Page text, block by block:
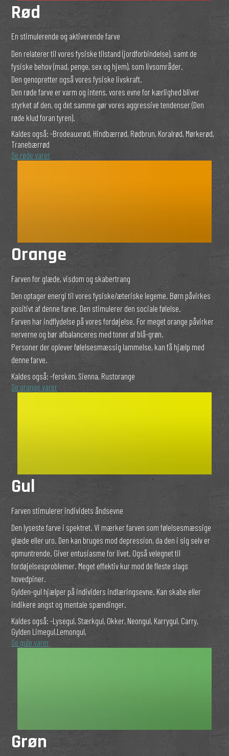
Rød
En stimulerende og aktiverende farve
Den relaterer til vores fysiske tilstand (jordforbindelse), samt de
fysiske behov (mad, penge, sex og hjem), som livsområder.
Den genopretter også vores fysiske livskraft.
Den røde farve er varm og intens, vores evne for kærlighed bliver
styrket af den, og det samme gør vores aggressive tendenser (Den
røde klud foran tyren).
Kaldes også:-Brodeauxrød, Hindbærrød, Rødbrun, Koralrød, Mørkerød,
Tranebærrød
Se røde varer
Orange
Farven for glæde, visdom og skabertrang
Den optager energi til vores fysiske/æteriske legeme. Børn påvirkes
positivt af denne farve. Den stimulerer den sociale følelse.
Farven har indflydelse på vores fordøjelse. For meget orange påvirker
nerverne og bør afbalanceres med toner af blå-grøn.
Personer der oplever følelsesmæssig lammelse, kan få hjælp med
denne farve.
Kaldes også:-fersken, Sienna, Rustorange
Se orange varer
Gul
Farven stimulerer individets åndsevne
Den lyseste farve i spektret. Vi mærker farven som følelsesmæssige
glæde eller uro. Den kan bruges mod depression, da den i sig selv er
opmuntrende. Giver entusiasme for livet. Også velegnet til
fordøjelsesproblemer. Meget effektiv kur mod de fleste slags
hovedpiner.
Gylden-gul hjælper på individers indlæringsevne. Kan skabe eller
indikere angst og mentale spændinger.
Kaldes også:-Lysegul, Stærkgul, Okker, Neongul, Karrygul, Carry,
Gylden Limegul,Lemongul,
Se gule varer
Grøn